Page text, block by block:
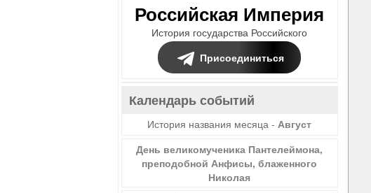
Российская Империя
История государства Российского
Присоединиться
Календарь событий
История названия месяца -Август
День великомученика Пантелеймона,
преподобной Анфисы, блаженного
Николая